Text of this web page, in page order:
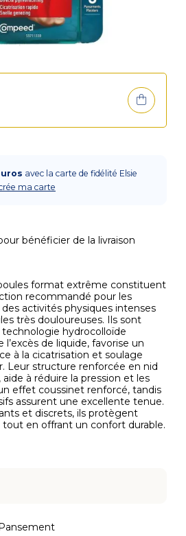
format extrême constituent
recommandé pour les
activités physiques intenses
très douloureuses. Ils sont
hydrocolloïde
de liquide, favorise un
à la cicatrisation et soulage
Leur structure renforcée en nid
aide à réduire la pression et les
effet coussinet renforcé, tandis
assurent une excellente tenue.
et discrets, ils protègent
en offrant un confort durable.
avec la carte de fidélité Elsie
ma carte
bénéficier de la livraison